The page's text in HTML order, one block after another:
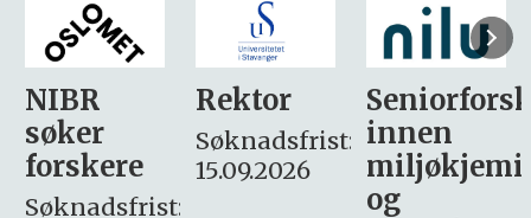
Rektor
Søknadsfrist:
15.09.2026
Seniorforsker
innen
miljøkjemi
søker
– fast